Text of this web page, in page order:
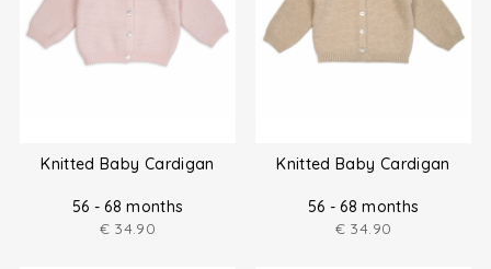
Knitted Baby Cardigan
56 - 68 months
€ 34.90
Knitted Baby Cardigan
56 - 68 months
€ 34.90